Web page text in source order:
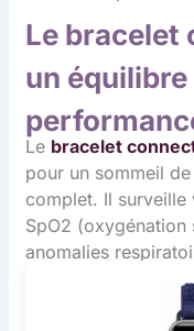
Le bracelet
un
Le bracelet
pour un sommeil
complet. Il
SpO2 (oxygénation
anomalies